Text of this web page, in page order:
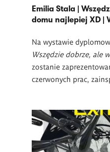
Emilia Stala |
domu najlepiej XD |
Na wystawie
Wszędzie dobrze, ale
zostanie
czerwonych prac,